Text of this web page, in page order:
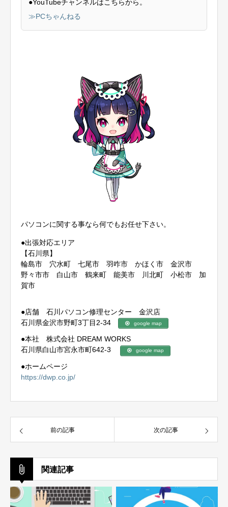
●YouTubeチャンネルはこちらから。
≫PCちゃんねる
パソコンに関する事なら何でもお任せ下さい。
●出張対応エリア
【石川県】
輪島市 穴水町 七尾市 羽咋市 かほく市 金沢市
野々市市 白山市 鶴来町 能美市 川北町 小松市 加
賀市
●店舗 石川パソコン修理センター 金沢店
石川県金沢市野町3丁目2-34
google map
●本社 株式会社 DREAM WORKS
石川県白山市宮永市町642-3
google map
●ホームページ
https://dwp.co.jp/
前の記事 次の記事
関連記事